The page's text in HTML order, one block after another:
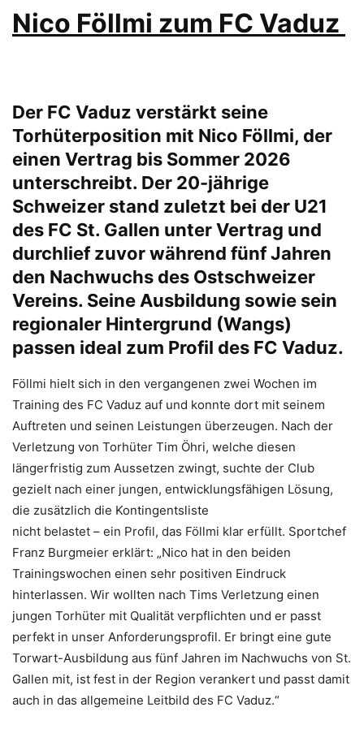
Nico Föllmi zum FC Vaduz
Der FC Vaduz verstärkt seine
Torhüterposition mit Nico Föllmi, der
einen Vertrag bis Sommer 2026
unterschreibt. Der 20-jährige
Schweizer stand zuletzt bei der U21
des FC St. Gallen unter Vertrag und
durchlief zuvor während fünf Jahren
den Nachwuchs des Ostschweizer
Vereins. Seine Ausbildung sowie sein
regionaler Hintergrund (Wangs)
passen ideal zum Profil des FC Vaduz.
Föllmi hielt sich in den vergangenen zwei Wochen im
Training des FC Vaduz auf und konnte dort mit seinem
Auftreten und seinen Leistungen überzeugen. Nach der
Verletzung von Torhüter Tim Öhri, welche diesen
längerfristig zum Aussetzen zwingt, suchte der Club
gezielt nach einer jungen, entwicklungsfähigen Lösung,
die zusätzlich die Kontingentsliste
nicht belastet – ein Profil, das Föllmi klar erfüllt. Sportchef
Franz Burgmeier erklärt: „Nico hat in den beiden
Trainingswochen einen sehr positiven Eindruck
hinterlassen. Wir wollten nach Tims Verletzung einen
jungen Torhüter mit Qualität verpflichten und er passt
perfekt in unser Anforderungsprofil. Er bringt eine gute
Torwart-Ausbildung aus fünf Jahren im Nachwuchs von St.
Gallen mit, ist fest in der Region verankert und passt damit
auch in das allgemeine Leitbild des FC Vaduz.“